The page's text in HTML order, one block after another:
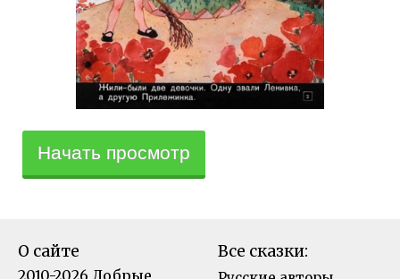
Начать просмотр
О сайте
2010-2026 Добрые
Все сказки: